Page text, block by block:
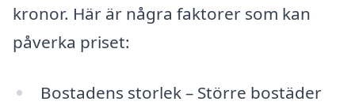
kronor. Här är några faktorer som kan
påverka priset:
Bostadens storlek – Större bostäder